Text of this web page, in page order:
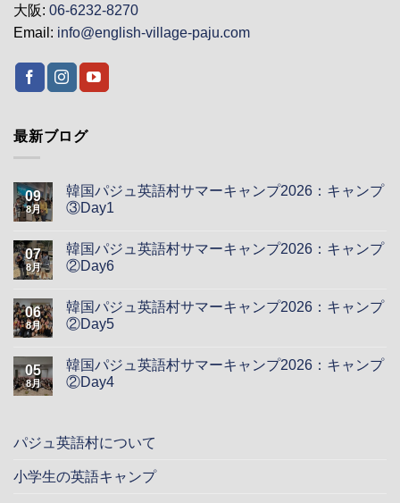
大阪: 06-6232-8270
Email: info@english-village-paju.com
最新ブログ
09
8月
韓国パジュ英語村サマーキャンプ2026：キャンプ
③Day1
07
8月
韓国パジュ英語村サマーキャンプ2026：キャンプ
②Day6
06
8月
韓国パジュ英語村サマーキャンプ2026：キャンプ
②Day5
05
8月
韓国パジュ英語村サマーキャンプ2026：キャンプ
②Day4
パジュ英語村について
小学生の英語キャンプ